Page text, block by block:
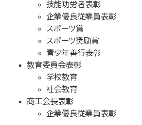
技能功労者表彰
企業優良従業員表彰
スポーツ賞
スポーツ奨励賞
青少年善行表彰
教育委員会表彰
学校教育
社会教育
商工会長表彰
企業優良従業員表彰